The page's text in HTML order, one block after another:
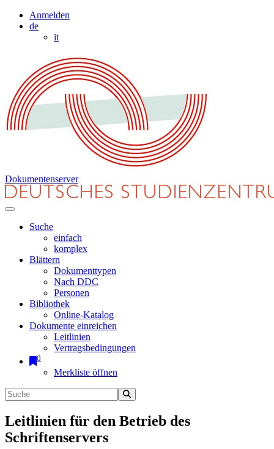
Anmelden
de
it
Dokumentenserver
Suche
einfach
komplex
Blättern
Dokumenttypen
Nach DDC
Personen
Bibliothek
Online-Katalog
Dokumente einreichen
Leitlinien
Vertragsbedingungen
0
Merkliste öffnen
Leitlinien für den Betrieb des
Schriftenservers